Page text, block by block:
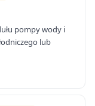
pompy wody i
lub